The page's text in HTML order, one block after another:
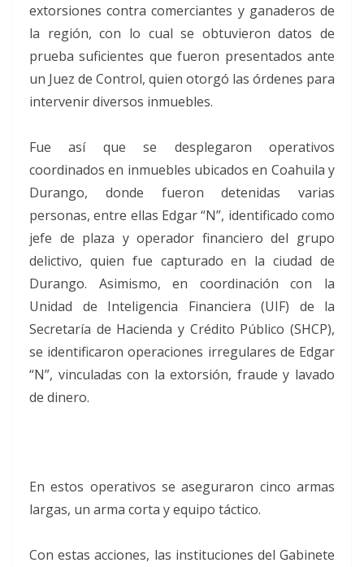
extorsiones contra comerciantes y ganaderos de
la región, con lo cual se obtuvieron datos de
prueba suficientes que fueron presentados ante
un Juez de Control, quien otorgó las órdenes para
intervenir diversos inmuebles.
Fue así que se desplegaron operativos
coordinados en inmuebles ubicados en Coahuila y
Durango, donde fueron detenidas varias
personas, entre ellas Edgar “N”, identificado como
jefe de plaza y operador financiero del grupo
delictivo, quien fue capturado en la ciudad de
Durango. Asimismo, en coordinación con la
Unidad de Inteligencia Financiera (UIF) de la
Secretaría de Hacienda y Crédito Público (SHCP),
se identificaron operaciones irregulares de Edgar
“N”, vinculadas con la extorsión, fraude y lavado
de dinero.
En estos operativos se aseguraron cinco armas
largas, un arma corta y equipo táctico.
Con estas acciones, las instituciones del Gabinete